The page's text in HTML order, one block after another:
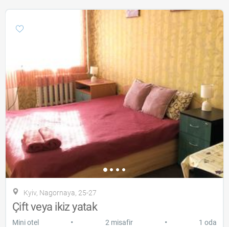
Kyiv, Nagornaya, 25-27
Çift veya ikiz yatak
Mini otel • 2 misafir • 1 oda